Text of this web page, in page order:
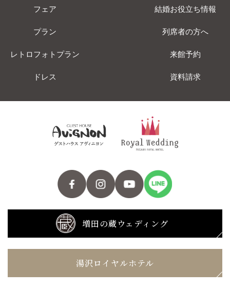
フェア
プラン
レトロフォトプラン
ドレス
結婚お役立ち情報
列席者の方へ
来館予約
資料請求
増田の蔵ウェディング
湯沢ロイヤルホテル